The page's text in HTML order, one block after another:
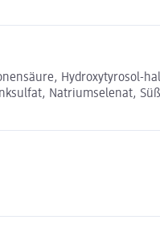
Hydroxytyrosol-
Natriumselenat,